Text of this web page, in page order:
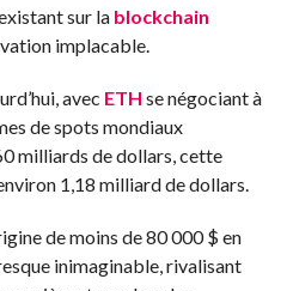
sur la blockchain
implacable.
avec ETH se négociant à
de spots mondiaux
milliards de dollars, cette
1,18 milliard de dollars.
de moins de 80 000 $ en
inimaginable, rivalisant